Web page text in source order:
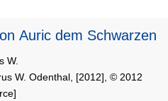
von Auric dem Schwarzen
W.
W. Odenthal, [2012], © 2012